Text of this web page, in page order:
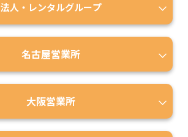
法人・レンタルグループ
名古屋営業所
大阪営業所